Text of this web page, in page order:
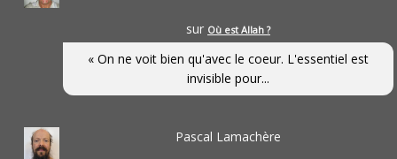
sur Où est Allah ?
« On ne voit bien qu'avec le coeur. L'essentiel est
invisible pour...
Pascal Lamachère